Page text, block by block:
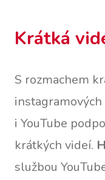
Krátká
S rozmachem
i YouTube
krátkých videí.
službou